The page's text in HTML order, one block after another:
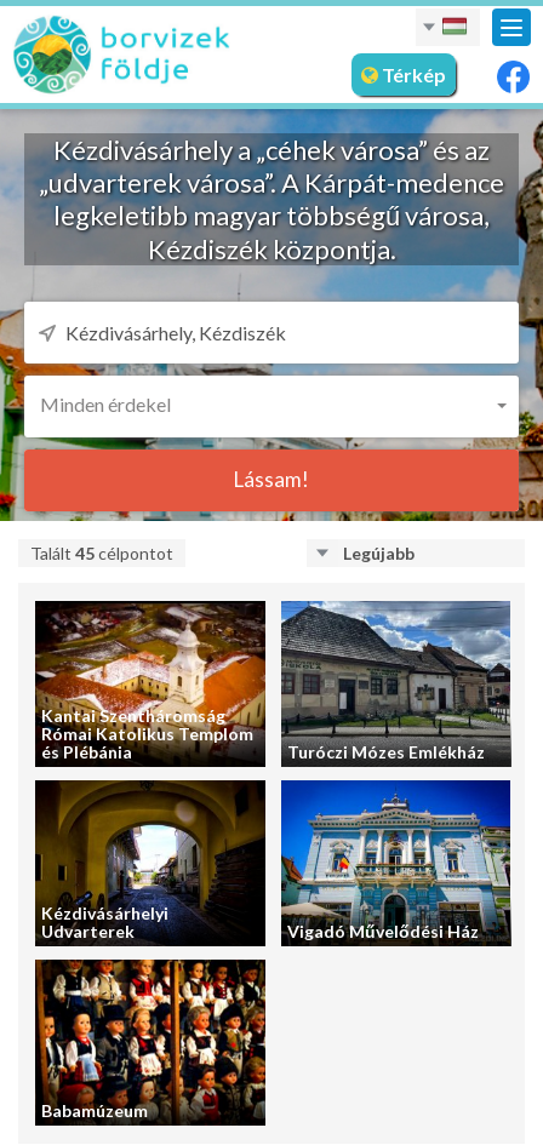
Térkép
Kézdivásárhely a „céhek városa” és az
„udvarterek városa”. A Kárpát-medence
legkeletibb magyar többségű városa,
Kézdiszék központja.
Minden érdekel
Lássam!
Talált 45célpontot Legújabb
Kantai Szentháromság
Római Katolikus Templom
és Plébánia
Turóczi Mózes Emlékház
Kézdivásárhelyi
Udvarterek
Vigadó Művelődési Ház
Babamúzeum